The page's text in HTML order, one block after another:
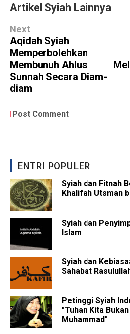
Artikel Syiah Lainnya
Next
Aqidah Syiah
Memperbolehkan
Membunuh Ahlus
Sunnah Secara Diam-
diam
Post Comment
ENTRI POPULER
Syiah dan Fitnah
Khalifah Utsman
Syiah dan
Islam
Syiah dan
Sahabat
Petinggi Syiah
"Tuhan Kita
Muhammad"